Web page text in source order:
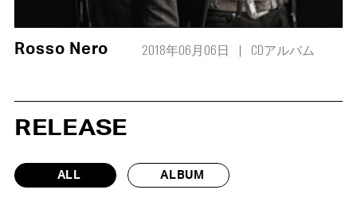
Rosso Nero 2018年06月06日 CDアルバム
RELEASE
ALL ALBUM